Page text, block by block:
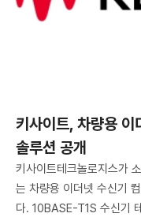
키사이트, 차량용 이
솔루션 공개
키사이트테크놀로지스가
는 차량용 이더넷 수신기
다. 10BASE-T1S 수신기